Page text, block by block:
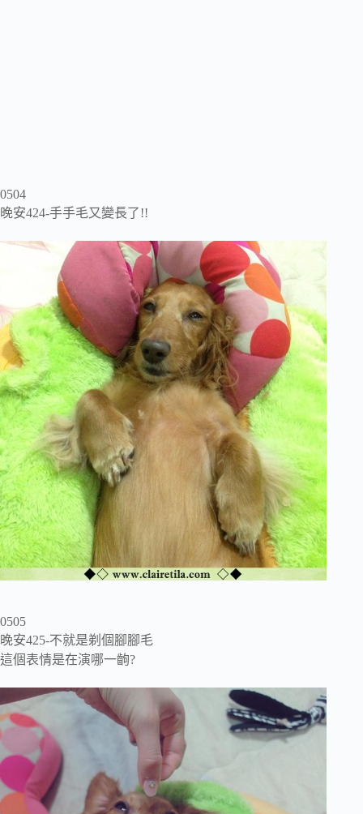
0504
晚安424-手手毛又變長了!!
0505
晚安425-不就是剃個腳腳毛
這個表情是在演哪一齣?